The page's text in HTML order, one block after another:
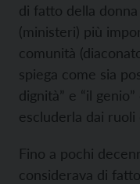
di fatto della
(ministeri) più
comunità
spiega come sia
dignità” e “il
escluderla dai ruoli
Fino a pochi
considerava di